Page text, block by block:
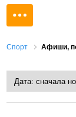
Спорт Афиши,